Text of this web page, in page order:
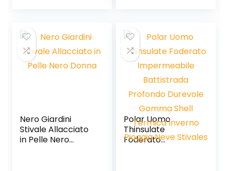
Nero Giardini
Stivale Allacciato
in Pelle Nero
Polar Uomo
Thinsulate
Foderato